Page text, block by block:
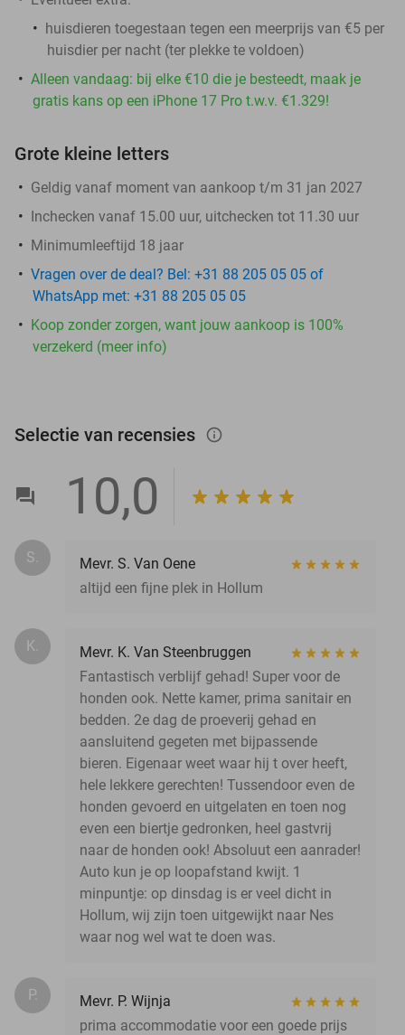
huisdieren toegestaan tegen een meerprijs van €5 per
huisdier per nacht (ter plekke te voldoen)
Alleen vandaag: bij elke €10 die je besteedt, maak je
gratis kans op een iPhone 17 Pro t.w.v. €1.329!
Grote kleine letters
Geldig vanaf moment van aankoop t/m 31 jan 2027
Inchecken vanaf 15.00 uur, uitchecken tot 11.30 uur
Minimumleeftijd 18 jaar
Vragen over de deal? Bel: +31 88 205 05 05 of
WhatsApp met: +31 88 205 05 05
Koop zonder zorgen, want jouw aankoop is 100%
verzekerd (meer info)
Selectie van recensies info_outlined
10,0
S.
Mevr. S. Van Oene
altijd een fijne plek in Hollum
K.
Mevr. K. Van Steenbruggen
Fantastisch verblijf gehad! Super voor de
honden ook. Nette kamer, prima sanitair en
bedden. 2e dag de proeverij gehad en
aansluitend gegeten met bijpassende
bieren. Eigenaar weet waar hij t over heeft,
hele lekkere gerechten! Tussendoor even de
honden gevoerd en uitgelaten en toen nog
even een biertje gedronken, heel gastvrij
naar de honden ook! Absoluut een aanrader!
Auto kun je op loopafstand kwijt. 1
minpuntje: op dinsdag is er veel dicht in
Hollum, wij zijn toen uitgewijkt naar Nes
waar nog wel wat te doen was.
P.
Mevr. P. Wijnja
prima accommodatie voor een goede prijs